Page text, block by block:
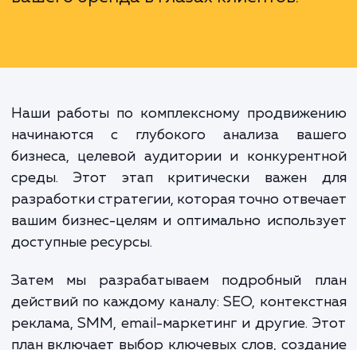
расширяет вашу
интернете, но и помогает
более цельную и узнаваемую
вашего бренда в глазах клиентов.
Наши работы по комплексному
начинаются с глубокого анализа
бизнеса, целевой аудитории и